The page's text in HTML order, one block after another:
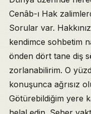
Cenâb-ı Hak
Sorular var.
kendimce sohbetim
önden dört tane diş
zorlanabilirim. O
konuşunca ağrısız
Götürebildiğim yere